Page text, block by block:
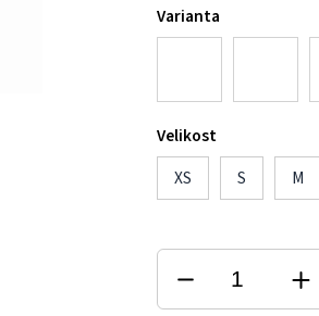
Varianta
Velikost
XS S M